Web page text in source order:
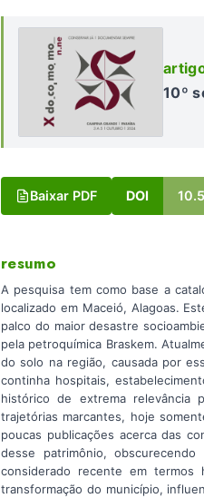
10º
Baixar PDF DOI
resumo
A pesquisa tem como base a
localizado em Maceió, Alagoas.
palco do maior desastre
pela petroquímica Braskem.
do solo na região, causada por
continha hospitais,
histórico de extrema relevância
trajetórias marcantes, hoje
poucas publicações acerca das
desse patrimônio,
considerado recente em termos
transformação do município,